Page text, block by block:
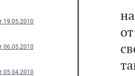
19.05.2010
06.05.2010
05.04.2010